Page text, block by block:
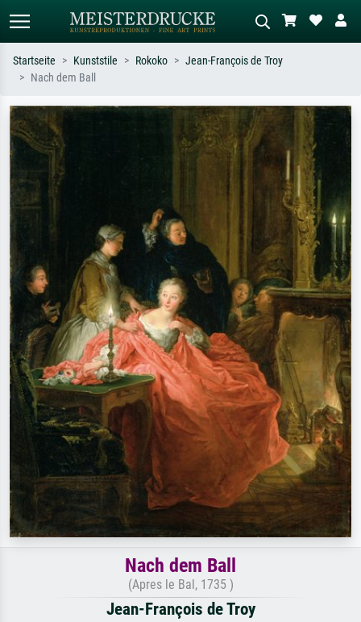
Suchen Sie nach Künstlern, Werktiteln
oder Stilen – z.B. Monet,
Sternennacht, Impressionismus, Welle
Beschreiben Sie die Szene – z.B. Grüne
Wiese, Abstrakt mit viel Rot, Dunkles
Ölgemälde, Stehender Akt neben einem
Baum.
Startseite Kunststile Rokoko
Jean-François de Troy
Nach dem Ball
Nach dem Ball
(Apres le Bal, 1735 )
Jean-François de Troy